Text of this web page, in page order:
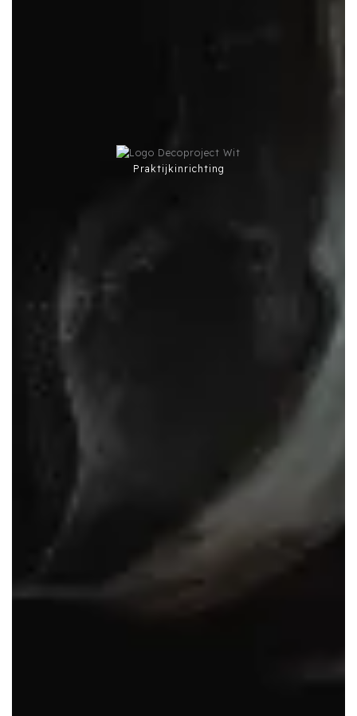
Praktijkinrichting